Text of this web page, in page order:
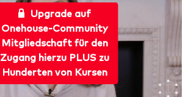
Upgrade auf
Onehouse-Community
Mitgliedschaft für den
Zugang hierzu PLUS zu
Hunderten von Kursen